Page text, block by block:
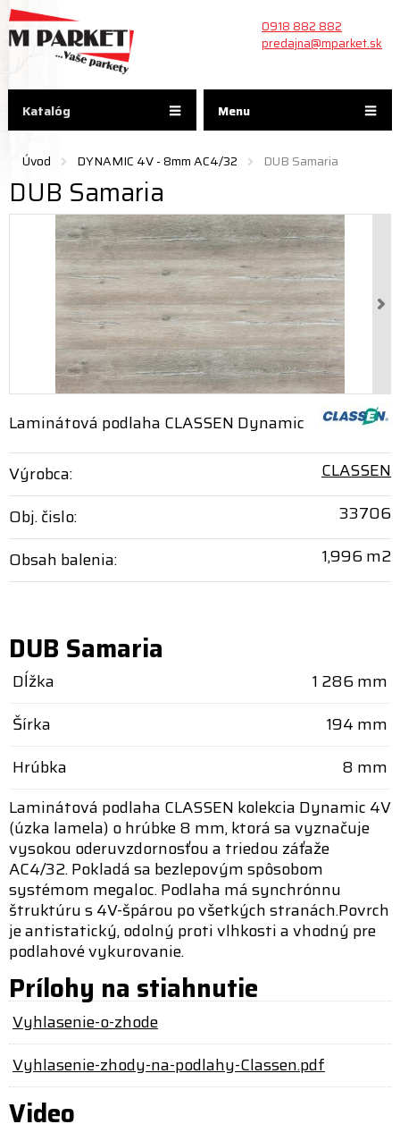
Menu
0918 882 882
predajna@mparket.sk
Úvod DYNAMIC 4V - 8mm AC4/32 DUB Samaria
DUB Samaria
Laminátová podlaha CLASSEN Dynamic
Výrobca:
CLASSEN
Obj. čislo:
33706
Obsah balenia:
1,996 m2
DUB Samaria
Dĺžka
1 286 mm
Šírka
194 mm
Hrúbka
8 mm
Laminátová podlaha CLASSEN kolekcia Dynamic 4V
(úzka lamela) o hrúbke 8 mm, ktorá sa vyznačuje
vysokou oderuvzdornosťou a triedou záťaže
AC4/32. Pokladá sa bezlepovým spôsobom
systémom megaloc. Podlaha má synchrónnu
štruktúru s 4V-špárou po všetkých stranách.Povrch
je antistatický, odolný proti vlhkosti a vhodný pre
podlahové vykurovanie.
Prílohy na stiahnutie
Vyhlasenie-o-zhode
Vyhlasenie-zhody-na-podlahy-Classen.pdf
Video
Katalóg